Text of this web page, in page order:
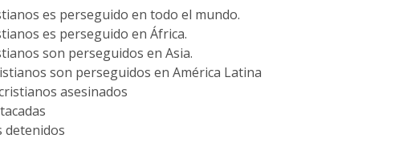
es perseguido en todo el mundo.
es perseguido en África.
son perseguidos en Asia.
son perseguidos en América Latina
asesinados
detenidos